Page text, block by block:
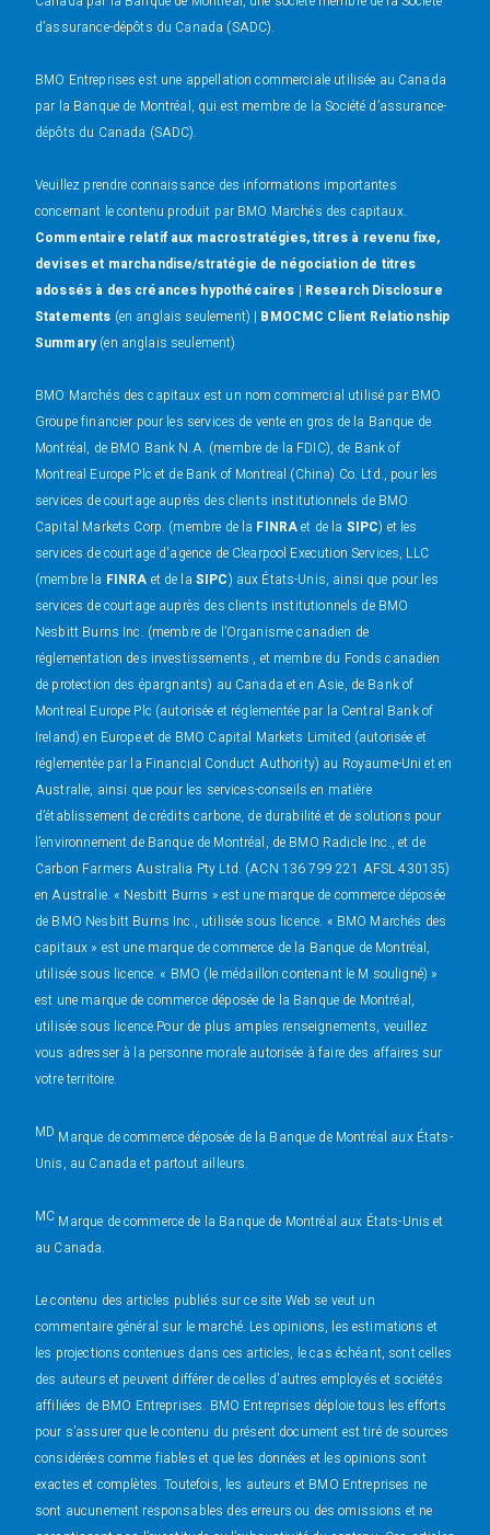
d’assurance-dépôts du Canada (SADC).
BMO Entreprises est une appellation commerciale utilisée au Canada
par la Banque de Montréal, qui est membre de la Société d’assurance-
dépôts du Canada (SADC).
Veuillez prendre connaissance des informations importantes
concernant le contenu produit par BMO Marchés des capitaux.
Commentaire relatif aux macrostratégies, titres à revenu fixe,
devises et marchandise/stratégie de négociation de titres
adossés à des créances hypothécaires | Research Disclosure
Statements (en anglais seulement) | BMOCMC Client Relationship
Summary(en anglais seulement)
BMO Marchés des capitaux est un nom commercial utilisé par BMO
Groupe financier pour les services de vente en gros de la Banque de
Montréal, de BMO Bank N.A. (membre de la FDIC), de Bank of
Montreal Europe Plc et de Bank of Montreal (China) Co. Ltd., pour les
services de courtage auprès des clients institutionnels de BMO
Capital Markets Corp. (membre de la FINRAet de la SIPC) et les
services de courtage d'agence de Clearpool Execution Services, LLC
(membre la FINRA et de la SIPC) aux États-Unis, ainsi que pour les
services de courtage auprès des clients institutionnels de BMO
Nesbitt Burns Inc. (membre de l’Organisme canadien de
réglementation des investissements , et membre du Fonds canadien
de protection des épargnants) au Canada et en Asie, de Bank of
Montreal Europe Plc (autorisée et réglementée par la Central Bank of
Ireland) en Europe et de BMO Capital Markets Limited (autorisée et
réglementée par la Financial Conduct Authority) au Royaume-Uni et en
Australie, ainsi que pour les services-conseils en matière
d’établissement de crédits carbone, de durabilité et de solutions pour
l’environnement de Banque de Montréal, de BMO Radicle Inc., et de
Carbon Farmers Australia Pty Ltd. (ACN 136 799 221 AFSL 430135)
en Australie. « Nesbitt Burns » est une marque de commerce déposée
de BMO Nesbitt Burns Inc., utilisée sous licence. « BMO Marchés des
capitaux » est une marque de commerce de la Banque de Montréal,
utilisée sous licence. « BMO (le médaillon contenant le M souligné) »
est une marque de commerce déposée de la Banque de Montréal,
utilisée sous licence.Pour de plus amples renseignements, veuillez
vous adresser à la personne morale autorisée à faire des affaires sur
votre territoire.
MD Marque de commerce déposée de la Banque de Montréal aux États-
Unis, au Canada et partout ailleurs.
MC Marque de commerce de la Banque de Montréal aux États-Unis et
au Canada.
Le contenu des articles publiés sur ce site Web se veut un
commentaire général sur le marché. Les opinions, les estimations et
les projections contenues dans ces articles, le cas échéant, sont celles
des auteurs et peuvent différer de celles d’autres employés et sociétés
affiliées de BMO Entreprises. BMO Entreprises déploie tous les efforts
pour s’assurer que le contenu du présent document est tiré de sources
considérées comme fiables et que les données et les opinions sont
exactes et complètes. Toutefois, les auteurs et BMO Entreprises ne
sont aucunement responsables des erreurs ou des omissions et ne